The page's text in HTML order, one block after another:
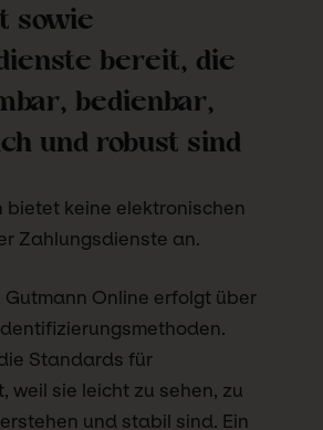
sowie
bereit, die
bedienbar,
und robust sind
bietet keine elektronischen
Zahlungsdienste an.
Gutmann Online erfolgt über
Standards für
weil sie leicht zu sehen, zu
und stabil sind. Ein